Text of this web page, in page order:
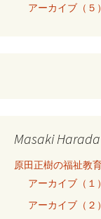
アーカイブ（５
Masaki
原田正樹の福祉教
アーカイブ（１
アーカイブ（２